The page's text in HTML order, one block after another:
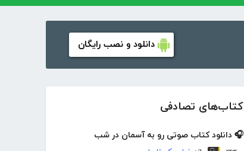
دانلود و نصب رایگان
کتاب‌های تصادفی
🎧 دانلود کتاب صوتی رو به آسمان در شب